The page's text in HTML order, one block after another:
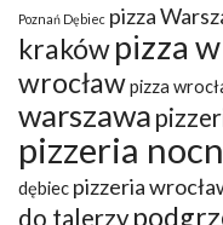
Poznań Dębiec pizza
krakówpizza
wrocławpizza
warszawa
pizzeria
dębiec pizzeria
do talerzy